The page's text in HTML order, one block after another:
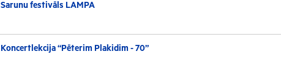
Sarunu festivāls LAMPA
Koncertlekcija “Pēterim Plakidim - 70”